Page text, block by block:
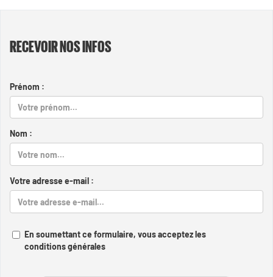
RECEVOIR NOS INFOS
Prénom :
Nom :
Votre adresse e-mail :
En soumettant ce formulaire, vous acceptez les
conditions générales